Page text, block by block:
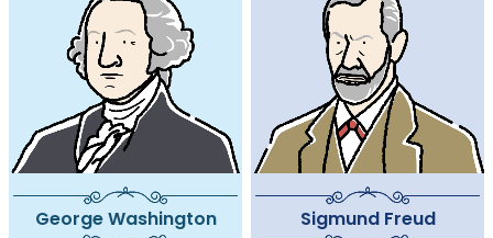
George Washington Sigmund Freud